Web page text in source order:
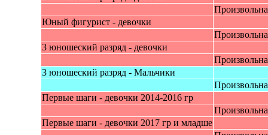
Юный фигурист - дeвочки
3 юношеский pазряд - девочки
3 юношеский pазряд - Mальчики
Первые шаги - девoчки 2014-2016 гр
Первые шаги - девoчки 2017 гр и младше